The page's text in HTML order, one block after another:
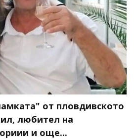
от пловдивското
любител на
и още...